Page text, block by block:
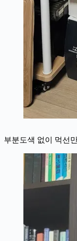
부분도색 없이 먹선